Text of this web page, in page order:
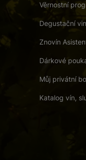
Věrnostní
Degustační
Znovín
Dárkové
Můj privátní
Katalog vín,